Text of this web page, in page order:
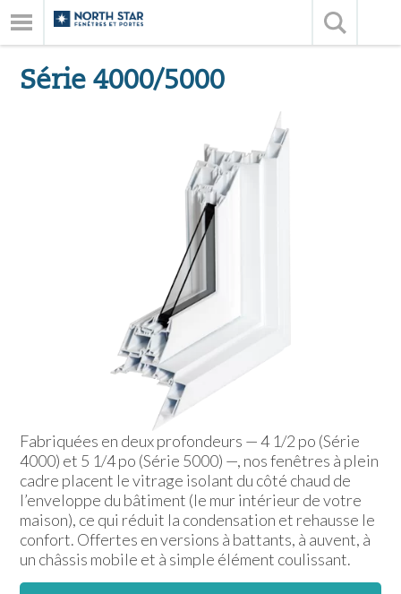
Série 4000/5000
Fabriquées en deux profondeurs — 4 1/2 po (Série
4000) et 5 1/4 po (Série 5000) —, nos fenêtres à plein
cadre placent le vitrage isolant du côté chaud de
l’enveloppe du bâtiment (le mur intérieur de votre
maison), ce qui réduit la condensation et rehausse le
confort. Offertes en versions à battants, à auvent, à
un châssis mobile et à simple élément coulissant.